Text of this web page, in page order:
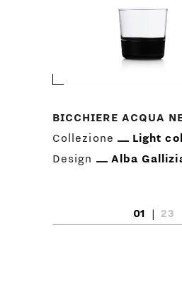
BICCHIERE ACQUA
Collezione
Light
Design
Alba
01 |
23